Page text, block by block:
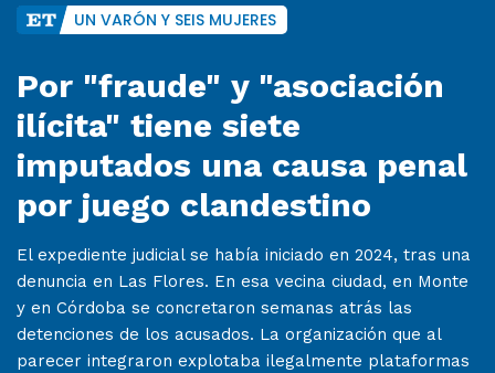
UN VARÓN Y SEIS MUJERES
Por "fraude" y "asociación
ilícita" tiene siete
imputados una causa penal
por juego clandestino
El expediente judicial se había iniciado en 2024, tras una
denuncia en Las Flores. En esa vecina ciudad, en Monte
y en Córdoba se concretaron semanas atrás las
detenciones de los acusados. La organización que al
parecer integraron explotaba ilegalmente plataformas